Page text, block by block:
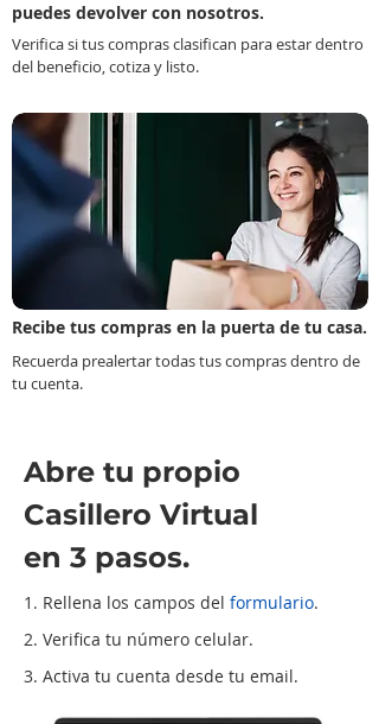
puedes devolver con nosotros.
Verifica si tus compras clasifican para estar dentro
del beneficio, cotiza y listo.
Recibe tus compras en la puerta de tu casa.
Recuerda prealertar todas tus compras dentro de
tu cuenta.
Abre tu propio
Casillero Virtual
en 3 pasos.
1. Rellena los campos del formulario.
2. Verifica tu número celular.
3. Activa tu cuenta desde tu email.